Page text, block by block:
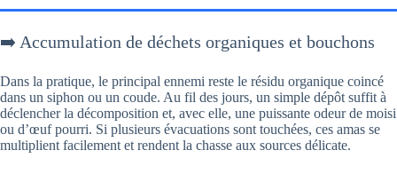
➡️ Accumulation de déchets organiques et bouchons
Dans la pratique, le principal ennemi reste le résidu organique coincé
dans un siphon ou un coude. Au fil des jours, un simple dépôt suffit à
déclencher la décomposition et, avec elle, une puissante odeur de moisi
ou d’œuf pourri. Si plusieurs évacuations sont touchées, ces amas se
multiplient facilement et rendent la chasse aux sources délicate.